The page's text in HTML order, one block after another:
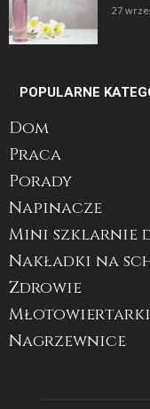
27
POPULARNE
Dom
Praca
Porady
Napinacze
Mini szklarnie
Nakładki na
Zdrowie
Młotowiertarki
Nagrzewnice